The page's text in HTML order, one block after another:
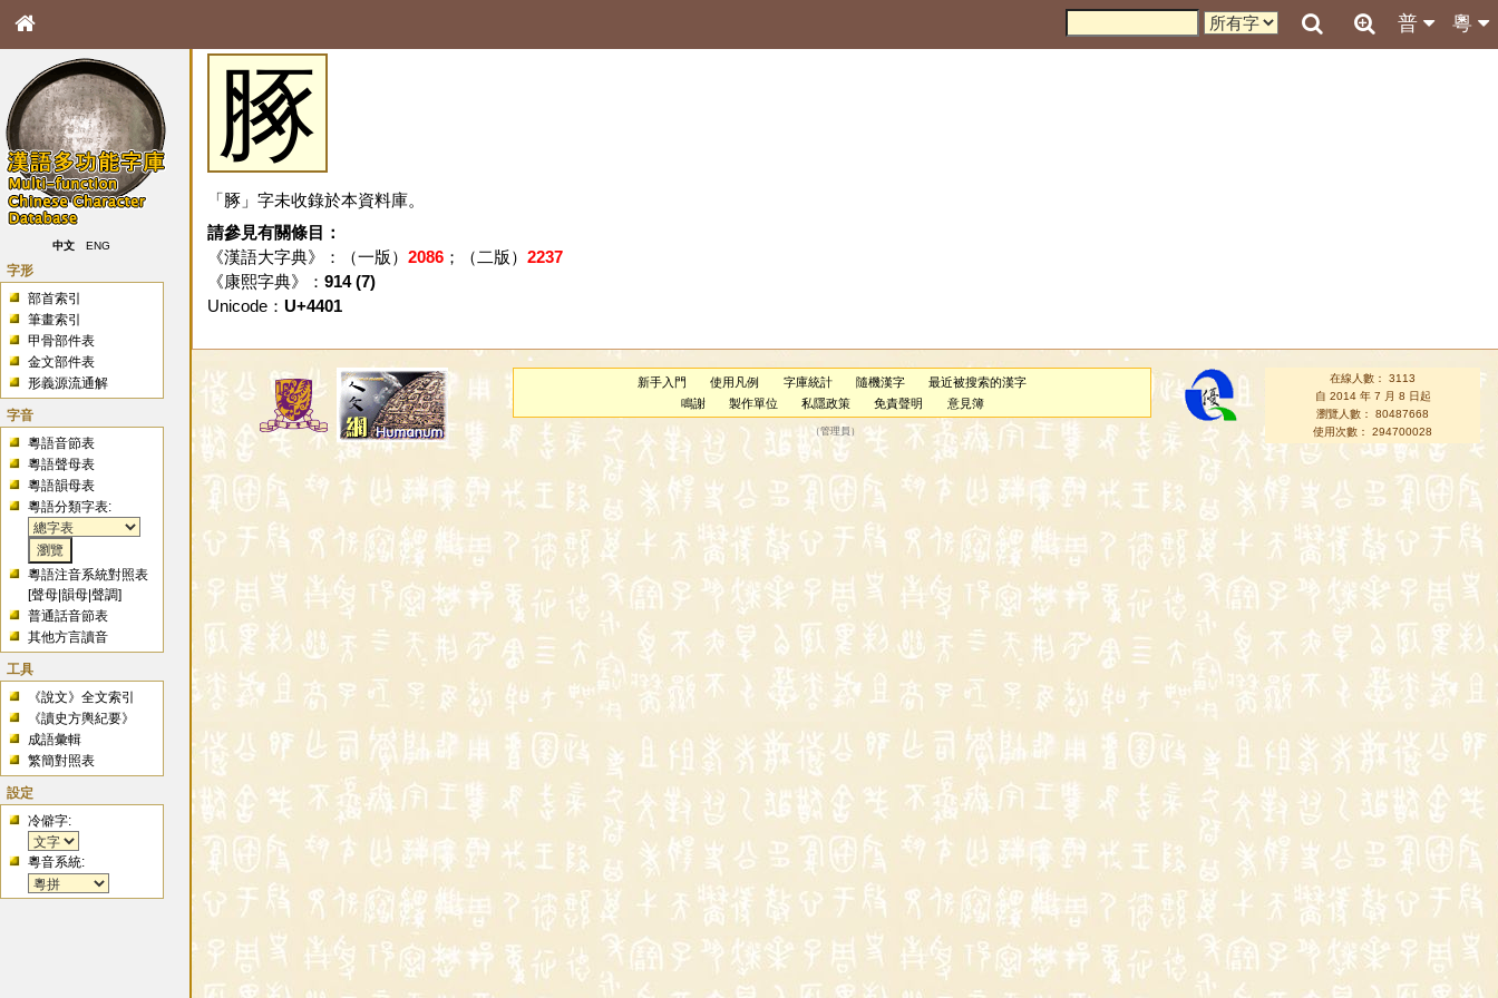
粵
普
中文 ENG
字形
部首索引
筆畫索引
甲骨部件表
金文部件表
形義源流通解
字音
粵語音節表
粵語聲母表
粵語韻母表
粵語分類字表:
粵語注音系統對照表
[聲母 |韻母 |聲調]
普通話音節表
其他方言讀音
工具
《說文》全文索引
《讀史方輿紀要》
成語彙輯
繁簡對照表
設定
冷僻字:
粵音系統:
䐁
「䐁」字未收錄於本資料庫。
請參見有關條目：
《漢語大字典》：（一版） 2086；（二版） 2237
《康熙字典》： 914 (7)
Unicode： U+4401
新手入門 使用凡例 字庫統計 隨機漢字
最近被搜索的漢字
鳴謝
製作單位 私隱政策 免責聲明 意見簿
（管理員 ）
在線人數： 3113
自 2014 年 7 月 8 日起
瀏覽人數： 80487668
使用次數： 294700028